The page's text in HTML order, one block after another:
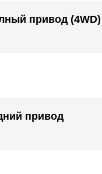
привод (4WD)
привод